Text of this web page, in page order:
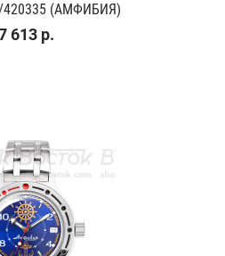
(АМФИБИЯ)
613 р.